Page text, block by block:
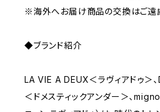
※海外へお届け商品の交換はご遠
◆ブランド紹介
LA VIE A DEUX＜ラヴィアドゥ＞
＜ドメスティックアンダー＞、